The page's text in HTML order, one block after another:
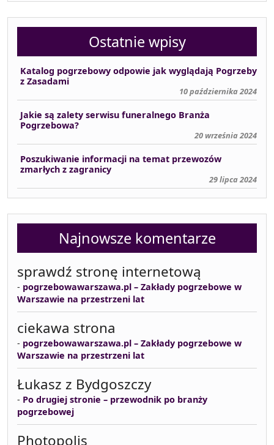
Ostatnie wpisy
Katalog pogrzebowy odpowie jak wyglądają Pogrzeby
z Zasadami
10 października 2024
Jakie są zalety serwisu funeralnego Branża
Pogrzebowa?
20 września 2024
Poszukiwanie informacji na temat przewozów
zmarłych z zagranicy
29 lipca 2024
Najnowsze komentarze
sprawdź stronę internetową
- pogrzebowawarszawa.pl – Zakłady pogrzebowe w
Warszawie na przestrzeni lat
ciekawa strona
- pogrzebowawarszawa.pl – Zakłady pogrzebowe w
Warszawie na przestrzeni lat
Łukasz z Bydgoszczy
- Po drugiej stronie – przewodnik po branży
pogrzebowej
Photopolis